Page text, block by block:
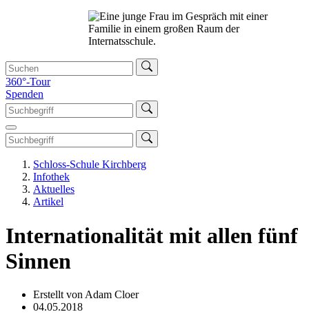
360°-Tour
Spenden
Schloss-Schule Kirchberg
Infothek
Aktuelles
Artikel
Internationalität mit allen fünf
Sinnen
Erstellt von Adam Cloer
04.05.2018